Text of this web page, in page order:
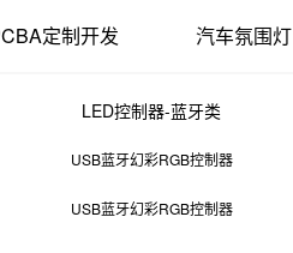
LED控制器-蓝牙类
USB蓝牙幻彩RGB控制器
USB蓝牙幻彩RGB控制器
定制开发 汽车氛围灯